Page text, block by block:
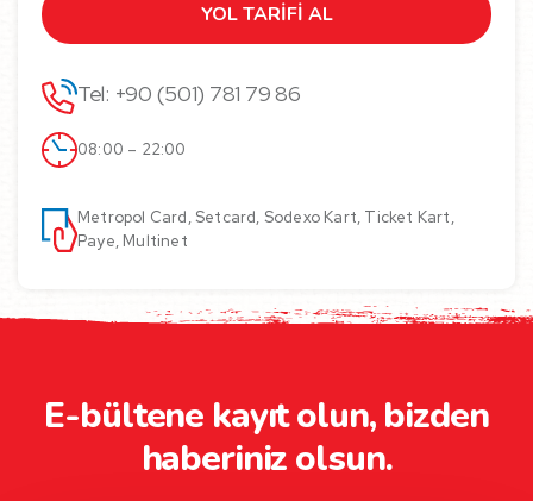
YOL TARİFİ AL
Tel: +90 (501) 781 79 86
08:00 – 22:00
Metropol Card, Setcard, Sodexo Kart, Ticket Kart,
Paye, Multinet
E-bültene kayıt olun, bizden
haberiniz olsun.